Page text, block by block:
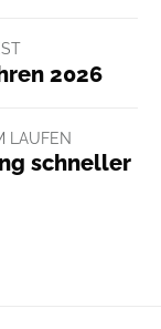
2026
LAUFEN
schneller